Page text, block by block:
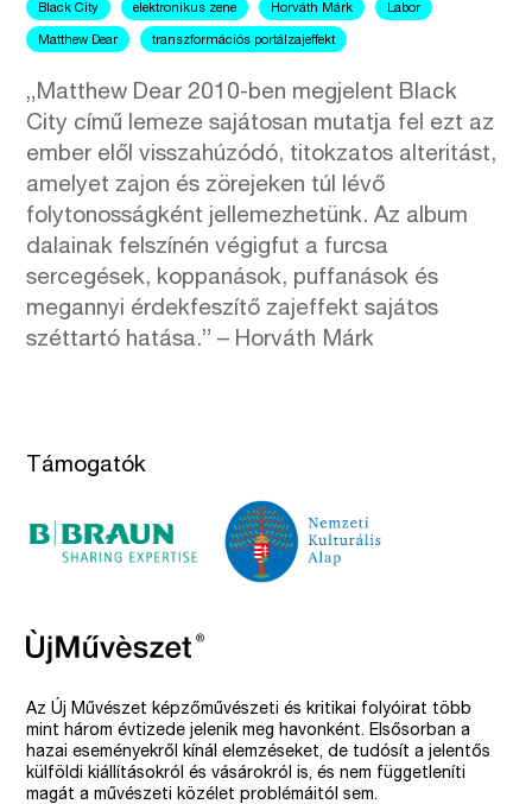
Black City elektronikus zene Horváth Márk Labor
Matthew Dear transzformációs portálzajeffekt
„Matthew Dear 2010-ben megjelent Black
City című lemeze sajátosan mutatja fel ezt az
ember elől visszahúzódó, titokzatos alteritást,
amelyet zajon és zörejeken túl lévő
folytonosságként jellemezhetünk. Az album
dalainak felszínén végigfut a furcsa
sercegések, koppanások, puffanások és
megannyi érdekfeszítő zajeffekt sajátos
széttartó hatása.” – Horváth Márk
Támogatók
Az Új Művészet képzőművészeti és kritikai folyóirat több
mint három évtizede jelenik meg havonként. Elsősorban a
hazai eseményekről kínál elemzéseket, de tudósít a jelentős
külföldi kiállításokról és vásárokról is, és nem függetleníti
magát a művészeti közélet problémáitól sem.